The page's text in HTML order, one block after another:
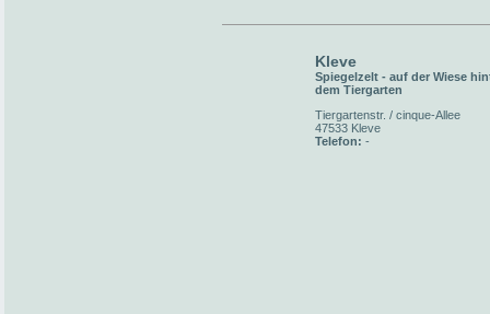
Kleve
Spiegelzelt - auf der Wiese
dem Tiergarten
Tiergartenstr. / cinque-Allee
47533 Kleve
Telefon: -